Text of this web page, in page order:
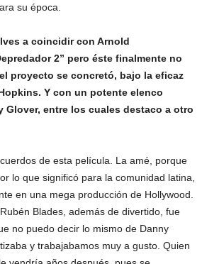
su época.
a coincidir con Arnold
2” pero éste finalmente no
proyecto se concretó, bajo la eficaz
Y con un potente elenco
Glover, entre los cuales destaco a otro
de esta película. La amé, porque
lo que significó para la comunidad latina,
en una mega producción de Hollywood.
Blades, además de divertido, fue
no puedo decir lo mismo de Danny
y trabajabamos muy a gusto. Quien